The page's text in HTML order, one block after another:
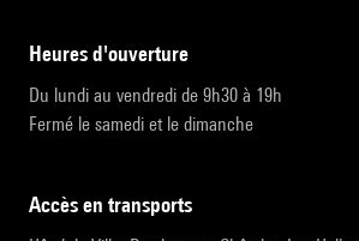
heures d'ouverture
Du lundi au vendredi de 9h30 à 19h
Fermé le samedi et le dimanche
accès en transports